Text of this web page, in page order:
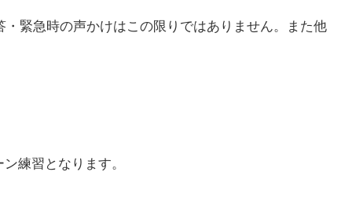
緊急時の声かけはこの限りではありません。また他
練習となります。